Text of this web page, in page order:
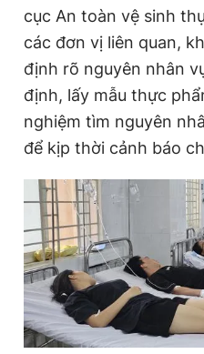
Đọc Thanh Niên trên điện
Theo dõi báo trên
Hotline
0906 645 777
Đặt báo Quảng cáo
cục An toàn vệ sinh
các đơn vị liên quan,
định rõ nguyên nhân
định, lấy mẫu thực
nghiệm tìm nguyên
để kịp thời cảnh báo